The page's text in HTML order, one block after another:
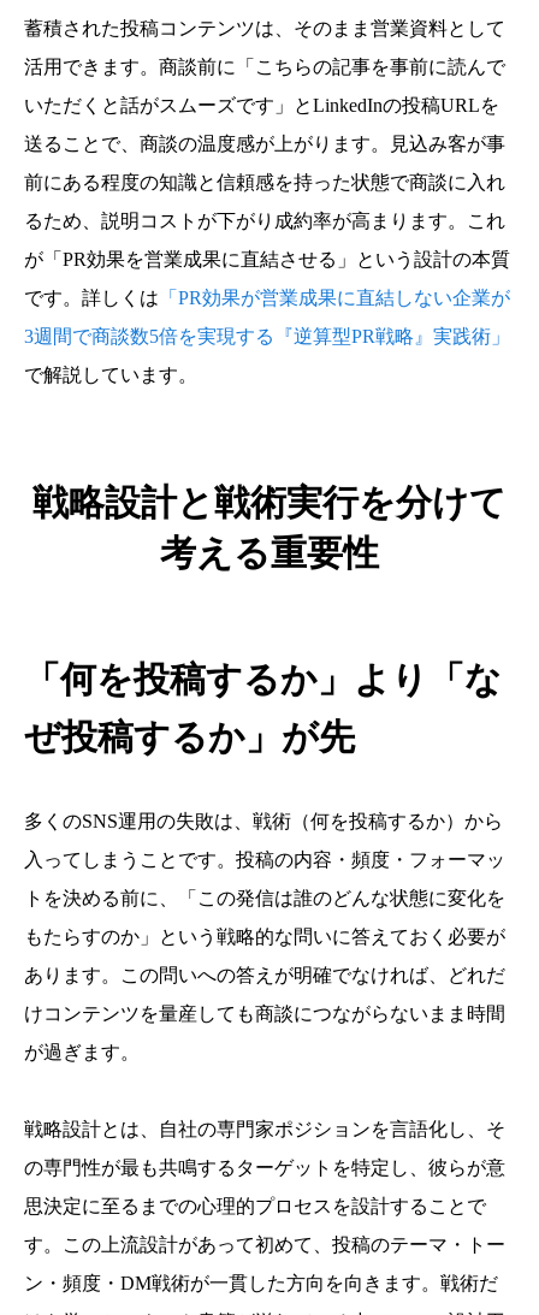
蓄積された投稿コンテンツは、そのまま営業資料として
活用できます。商談前に「こちらの記事を事前に読んで
いただくと話がスムーズです」とLinkedInの投稿URLを
送ることで、商談の温度感が上がります。見込み客が事
前にある程度の知識と信頼感を持った状態で商談に入れ
るため、説明コストが下がり成約率が高まります。これ
が「PR効果を営業成果に直結させる」という設計の本質
です。詳しくは 「PR効果が営業成果に直結しない企業が
3週間で商談数5倍を実現する『逆算型PR戦略』実践術」
で解説しています。
戦略設計と戦術実行を分けて
考える重要性
「何を投稿するか」より「な
ぜ投稿するか」が先
多くのSNS運用の失敗は、戦術（何を投稿するか）から
入ってしまうことです。投稿の内容・頻度・フォーマッ
トを決める前に、「この発信は誰のどんな状態に変化を
もたらすのか」という戦略的な問いに答えておく必要が
あります。この問いへの答えが明確でなければ、どれだ
けコンテンツを量産しても商談につながらないまま時間
が過ぎます。
戦略設計とは、自社の専門家ポジションを言語化し、そ
の専門性が最も共鳴するターゲットを特定し、彼らが意
思決定に至るまでの心理的プロセスを設計することで
す。この上流設計があって初めて、投稿のテーマ・トー
ン・頻度・DM戦術が一貫した方向を向きます。戦術だ